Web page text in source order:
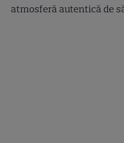
atmosferă autentică de